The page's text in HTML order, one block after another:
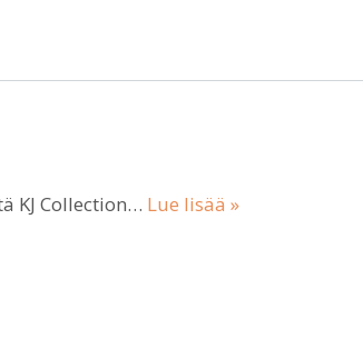
KJ Collection… Lue lisää »